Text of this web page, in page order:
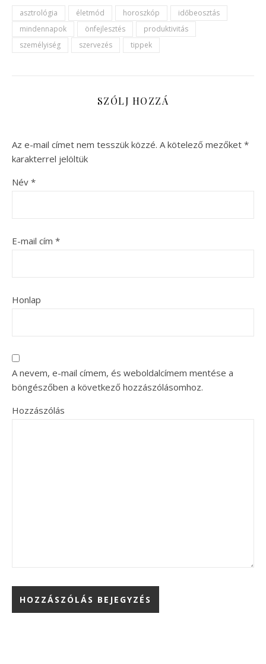
asztrológia életmód horoszkóp
időbeosztás
mindennapok
önfejlesztés
produktivitás
személyiség
szervezés tippek
SZÓLJ HOZZÁ
Az e-mail címet nem tesszük közzé. A kötelező mezőket *
karakterrel jelöltük
Név *
E-mail cím *
Honlap
A nevem, e-mail címem, és weboldalcímem mentése a
böngészőben a következő hozzászólásomhoz.
Hozzászólás